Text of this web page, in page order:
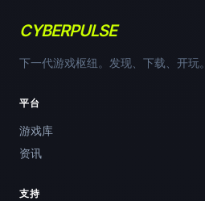
CYBERPULSE
下一代游戏枢纽。发现、下载、开玩。
平台
游戏库
资讯
支持